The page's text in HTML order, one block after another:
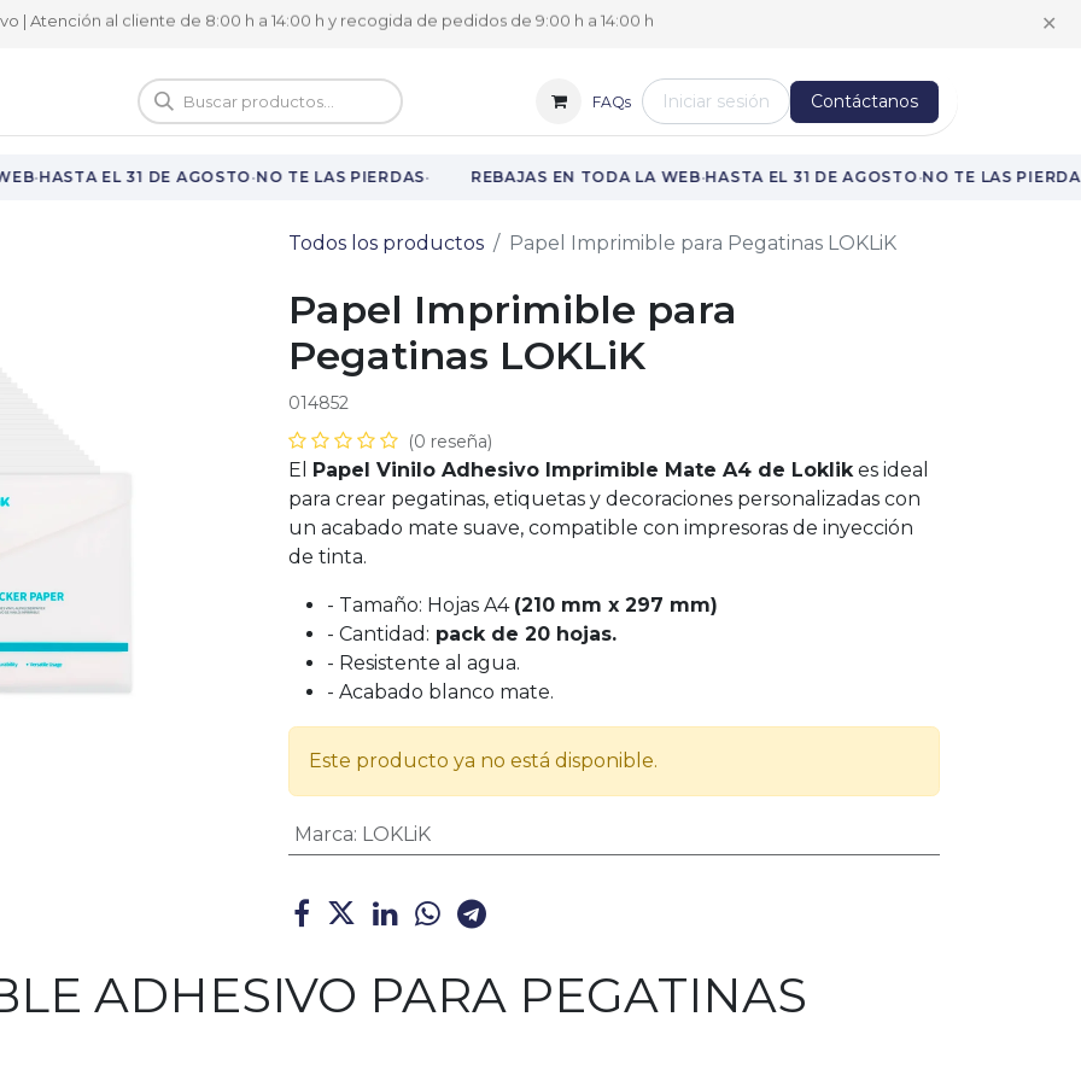
| Atención al cliente de 8:00 h a 14:00 h y recogida de pedidos de 9:00 h a 14:00 h ✕
Vuelta al cole FAQs Iniciar sesión Contáctanos
·HASTA EL 31 DE AGOSTO·NO TE LAS PIERDAS· REBAJAS EN TODA LA WEB·HASTA EL 31 DE AGOSTO·NO TE LAS PIERDAS
Todos los productos Papel Imprimible para Pegatinas LOKLiK
Papel Imprimible para
Pegatinas LOKLiK
014852
(0 reseña)
El Papel Vinilo Adhesivo Imprimible Mate A4 de Loklikes ideal
para crear pegatinas, etiquetas y decoraciones personalizadas con
un acabado mate suave, compatible con impresoras de inyección
de tinta.
- Tamaño: Hojas A4 (210 mm x 297 mm)
- Cantidad: pack de 20 hojas.
- Resistente al agua.
- Acabado blanco mate.
Este producto ya no está disponible.
Marca: LOKLiK
ADHESIVO PARA PEGATINAS